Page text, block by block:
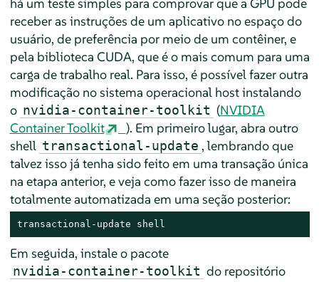
receber as instruções de um aplicativo no espaço do
usuário, de preferência por meio de um contêiner, e
pela biblioteca CUDA, que é o mais comum para uma
carga de trabalho real. Para isso, é possível fazer outra
modificação no sistema operacional host instalando
o nvidia-container-toolkit (NVIDIA
Container Toolkit
). Em primeiro lugar, abra outro
shell transactional-update , lembrando que
talvez isso já tenha sido feito em uma transação única
na etapa anterior, e veja como fazer isso de maneira
totalmente automatizada em uma seção posterior:
transactional-update shell
Em seguida, instale o pacote
nvidia-container-toolkit do repositório